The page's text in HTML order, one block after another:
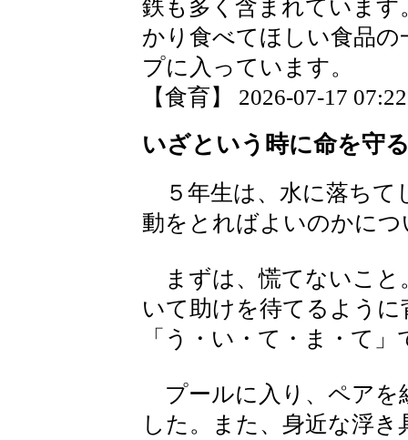
鉄も多く含まれていま
かり食べてほしい食品
プに入っています。
【食育】 2026-07-17
いざという時に命を守
５年生は、水に落ちて
動をとればよいのかに
まずは、慌てないこと
いて助けを待てるよう
「う・い・て・ま・て」
プールに入り、ペアを
した。また、身近な浮